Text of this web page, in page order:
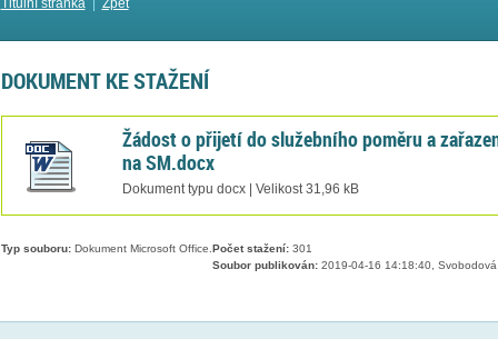
Titulní stránka| Zpět
DOKUMENT KE STAŽENÍ
Žádost o přijetí do služebního poměru a
na SM.docx
Dokument typu docx | Velikost 31,96 kB
Typ souboru:Dokument Microsoft Office. Počet stažení:301
Soubor publikován:2019-04-16 14:18:40, Svobodová